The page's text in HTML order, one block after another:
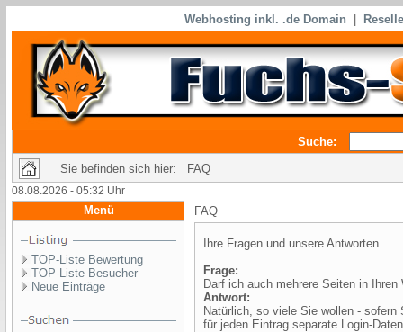
Webhosting inkl. .de Domain
Suche:
Sie befinden sich hier: FAQ
08.08.2026 - 05:32 Uhr
Menü
TOP-Liste Bewertung
TOP-Liste Besucher
Neue Einträge
FAQ
Ihre Fragen und unsere Antworten
Frage:
Darf ich auch mehrere Seiten in Ihren
Antwort:
Natürlich, so viele Sie wollen -
für jeden Eintrag separate Login-